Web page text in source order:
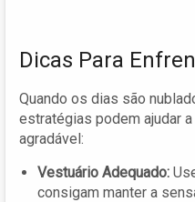
Dicas Para
Quando os dias são
estratégias podem ajudar
agradável:
Vestuário Adequado:
consigam manter a